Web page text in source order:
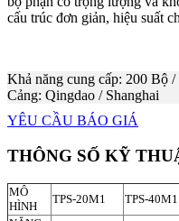
cấu trúc đơn giản, hiệu suất
Khả năng cung cấp: 200 Bộ
Cảng: Qingdao / Shanghai
YÊU CẦU BÁO GIÁ
THÔNG SỐ KỸ
MÔ
HÌNH
TPS-20M1 TPS-40M1